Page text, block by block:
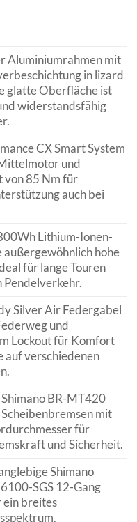
Aluminiumrahmen mit
in lizard
glatte Oberfläche ist
widerstandsfähig
CX Smart System
und
von 85 Nm für
auch bei
Lithium-Ionen-
außergewöhnlich hohe
für lange Touren
Pendelverkehr.
Silver Air Federgabel
und
Lockout für Komfort
auf verschiedenen
BR-MT420
mit
für
und Sicherheit.
Shimano
SGS 12-Gang
ein breites